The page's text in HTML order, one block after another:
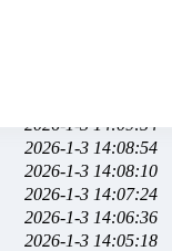
2026-1-3 14:09:54
2026-1-3 14:08:54
2026-1-3 14:08:10
2026-1-3 14:07:24
2026-1-3 14:06:36
2026-1-3 14:05:18